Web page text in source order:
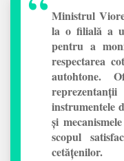
Ministrul
la o filială a
pentru a
respectarea
autohtone.
instrumentele
și
scopul
cetățenilor.